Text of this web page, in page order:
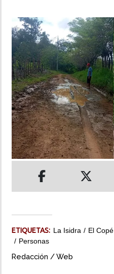
SHOW
DEPORTES
MUNDO
INSÓLITAS
MULTIMEDIA
ETIQUETAS: La Isidra El Copé
Personas
Redacción / Web